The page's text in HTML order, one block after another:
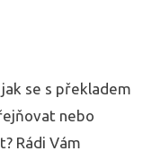
se s překladem
nebo
Rádi Vám